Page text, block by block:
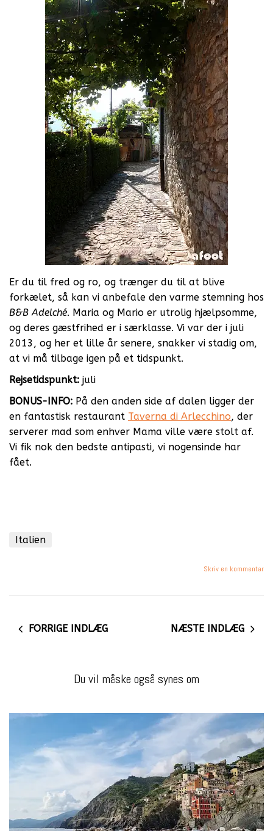
Er du til fred og ro, og trænger du til at blive
forkælet, så kan vi anbefale den varme stemning hos
B&B Adelché. Maria og Mario er utrolig hjælpsomme,
og deres gæstfrihed er i særklasse. Vi var der i juli
2013, og her et lille år senere, snakker vi stadig om,
at vi må tilbage igen på et tidspunkt.
Rejsetidspunkt: juli
BONUS-INFO: På den anden side af dalen ligger der
en fantastisk restaurant Taverna di Arlecchino, der
serverer mad som enhver Mama ville være stolt af.
Vi fik nok den bedste antipasti, vi nogensinde har
fået.
Italien
Skriv en kommentar
FORRIGE INDLÆG NÆSTE INDLÆG
Du vil måske også synes om